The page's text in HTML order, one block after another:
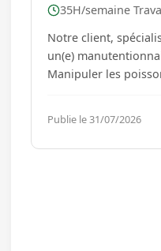
35H/semaine
Notre client,
un(e) manutentionnaire. Vos
Manipuler les
manutention.
à
règles d'hygiène, de
Publie le 31/07/2026